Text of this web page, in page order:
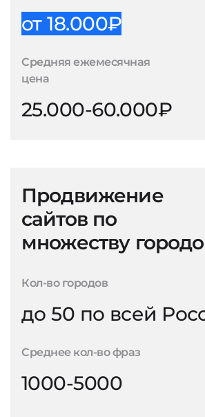
от 18.000₽
Средняя ежемесячная
цена
25.000-60.000₽
Продвижение
сайтов по
множеству
Кол-во городов
до 50 по всей
Среднее кол-во фраз
1000-5000